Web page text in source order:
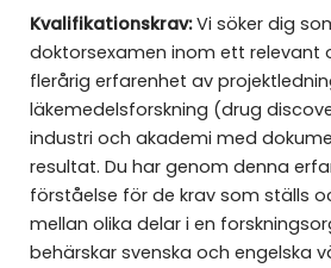
Kvalifikationskrav:Vi söker dig
doktorsexamen inom ett relevant
flerårig erfarenhet av
läkemedelsforskning (drug
industri och akademi med
resultat. Du har genom denna
förståelse för de krav som ställs
mellan olika delar i en
behärskar svenska och engelska